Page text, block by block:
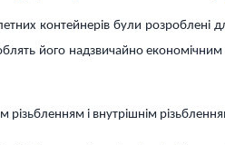
контейнерів були розроблені
його надзвичайно
різьбленням і внутрішнім